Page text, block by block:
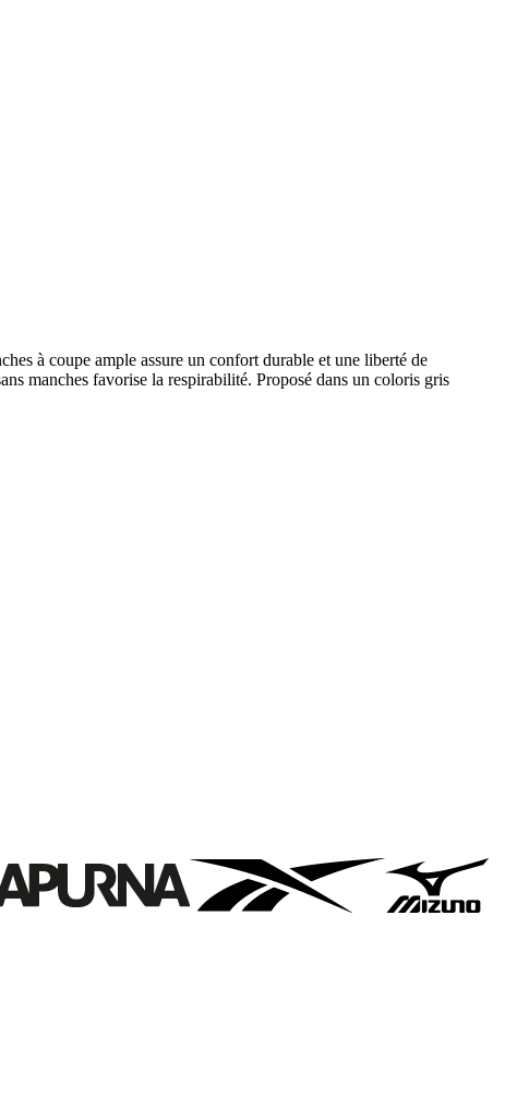
à coupe ample assure un confort durable et une liberté de
manches favorise la respirabilité. Proposé dans un coloris gris